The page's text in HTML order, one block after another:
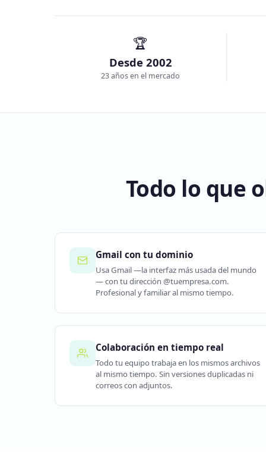
🏆
Desde 2002
23 años en el mercado
Todo lo que
Gmail con tu dominio
Usa Gmail —la interfaz más usada del mundo
— con tu dirección @tuempresa.com.
Profesional y familiar al mismo tiempo.
Colaboración en tiempo real
Todo tu equipo trabaja en los mismos archivos
al mismo tiempo. Sin versiones duplicadas ni
correos con adjuntos.